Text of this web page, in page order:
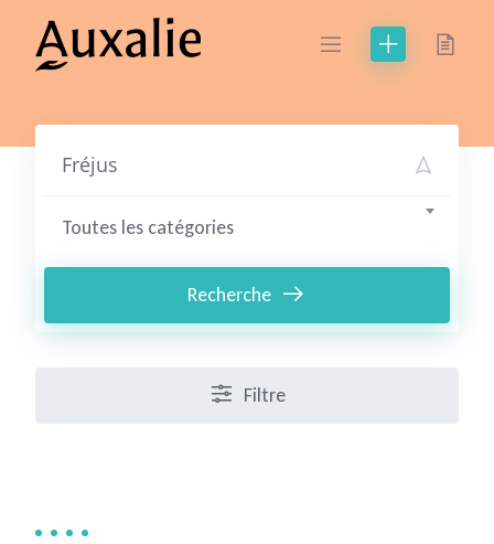
content
Toutes les catégories
Recherche
Filtre